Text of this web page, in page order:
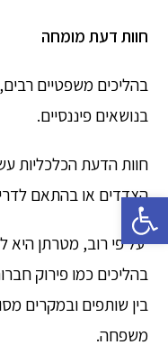
חוות דעת מומחה
בהליכים משפטיים
בנושאים פיננסיים.
חוות הדעת הכלכליות
הצדדים או בהתאם
על פי רוב, מטרתן היא
בהליכים כמו פירוק
בין שותפים ובמקרים
משפחה.
פתח סרגל נגישות